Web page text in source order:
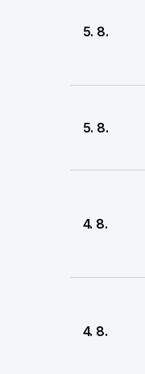
5. 8.
5. 8.
4. 8.
4. 8.